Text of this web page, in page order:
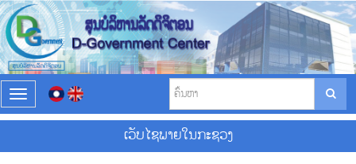
T
o
g
l
ເວັບໄຊພາຍໃນກະຊວງ